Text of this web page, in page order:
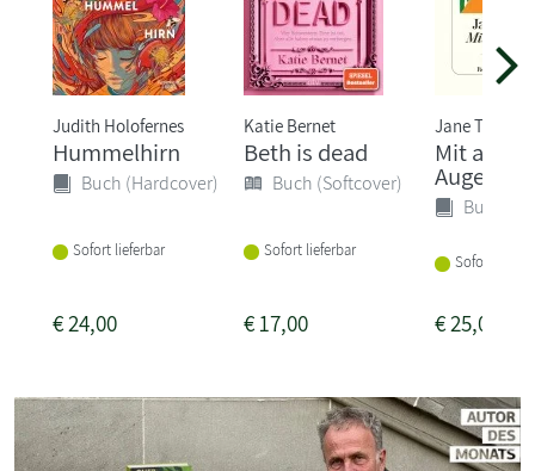
Judith Holofernes
Hummelhirn
Buch (Hardcover)
Sofort lieferbar
€24,00
Katie Bernet
Beth is dead
Buch (Softcover)
Sofort lieferbar
€17,00
Jane Tara
Mit
Augen
Buch
Sofort
€25,00